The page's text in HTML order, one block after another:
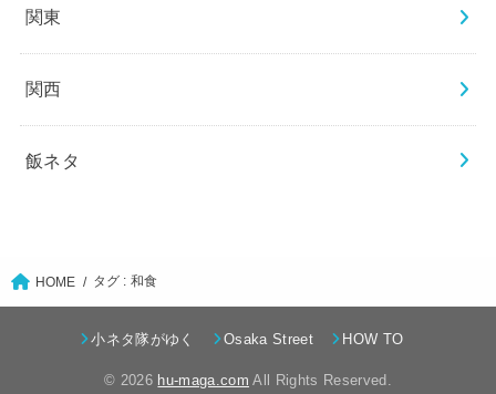
関東
関西
飯ネタ
HOME タグ : 和食
小ネタ隊がゆく Osaka Street HOW TO
© 2026 hu-maga.com All Rights Reserved.